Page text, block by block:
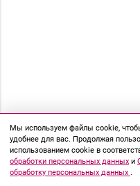
Мы используем файлы cookie,
удобнее для вас. Продолжая
использованием cookie в
обработки персональных данных и
обработку персональных данных .